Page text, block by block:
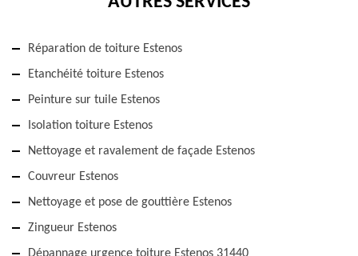
Réparation de toiture Estenos
Etanchéité toiture Estenos
Peinture sur tuile Estenos
Isolation toiture Estenos
Nettoyage et ravalement de façade Estenos
Couvreur Estenos
Nettoyage et pose de gouttière Estenos
Zingueur Estenos